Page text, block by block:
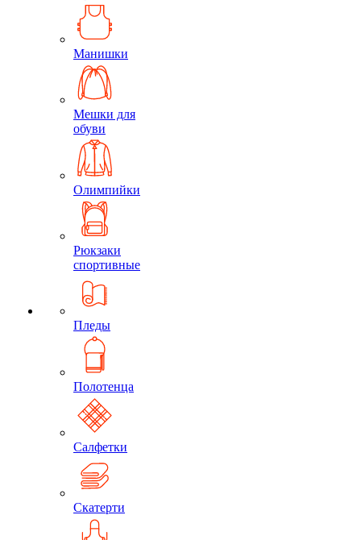
Манишки
Мешки для
обуви
Олимпийки
Рюкзаки
спортивные
Пледы
Полотенца
Салфетки
Скатерти